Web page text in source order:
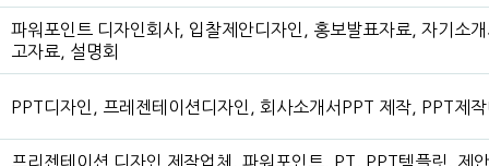
파워포인트 디자인회사, 입찰제안디자인, 홍보발표자료, 자기소
고자료, 설명회
PPT디자인, 프레젠테이션디자인, 회사소개서PPT 제작, PPT제
프리젠테이션 디자인 제작업체, 파워포인트, PT, PPT템플릿,